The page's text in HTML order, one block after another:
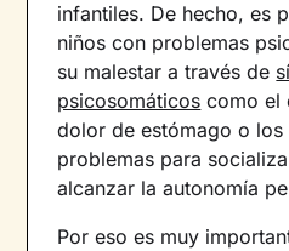
infantiles. De hecho, es
niños con problemas
su malestar a través de
psicosomáticos como el
dolor de estómago o los
problemas para
alcanzar la autonomía
Por eso es muy